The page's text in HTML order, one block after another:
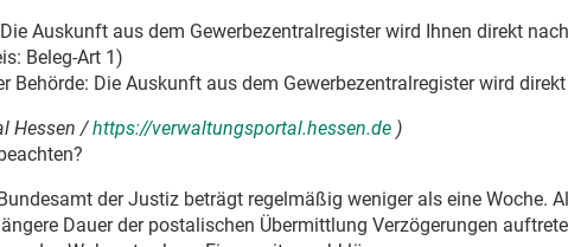
Auskunft aus dem Gewerbezentralregister wird Ihnen direkt
Beleg-Art 1)
Behörde: Die Auskunft aus dem Gewerbezentralregister wird
Hessen /https://verwaltungsportal.hessen.de )
der Justiz beträgt regelmäßig weniger als eine Woche.
Dauer der postalischen Übermittlung Verzögerungen